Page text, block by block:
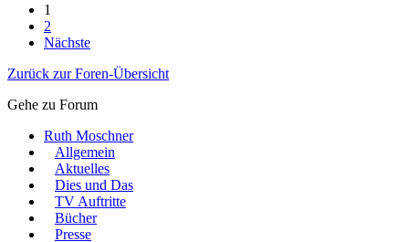
1
2
Nächste
Zurück zur Foren-Übersicht
Gehe zu Forum
Ruth Moschner
Allgemein
Aktuelles
Dies und Das
TV Auftritte
Bücher
Presse